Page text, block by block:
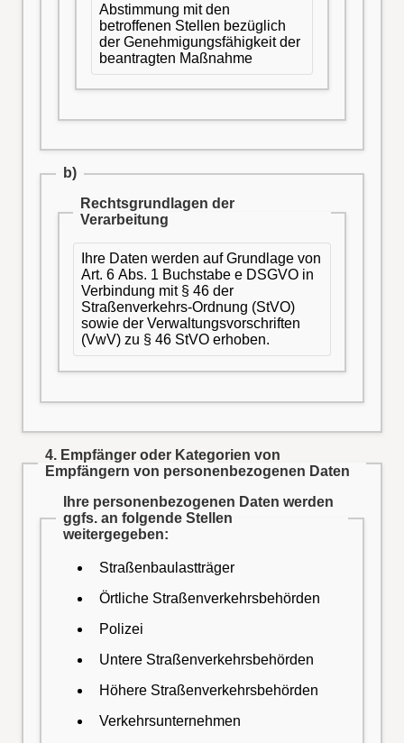
Abstimmung mit den
betroffenen Stellen bezüglich
der Genehmigungsfähigkeit der
beantragten Maßnahme
b)
Rechtsgrundlagen der
Verarbeitung
Ihre Daten werden auf Grundlage von
Art. 6 Abs. 1 Buchstabe e DSGVO in
Verbindung mit § 46 der
Straßenverkehrs-Ordnung (StVO)
sowie der Verwaltungsvorschriften
(VwV) zu § 46 StVO erhoben.
4. Empfänger oder Kategorien von
Empfängern von personenbezogenen Daten
Ihre personenbezogenen Daten werden
ggfs. an folgende Stellen
weitergegeben:
Straßenbaulastträger
Örtliche Straßenverkehrsbehörden
Polizei
Untere Straßenverkehrsbehörden
Höhere Straßenverkehrsbehörden
Verkehrsunternehmen